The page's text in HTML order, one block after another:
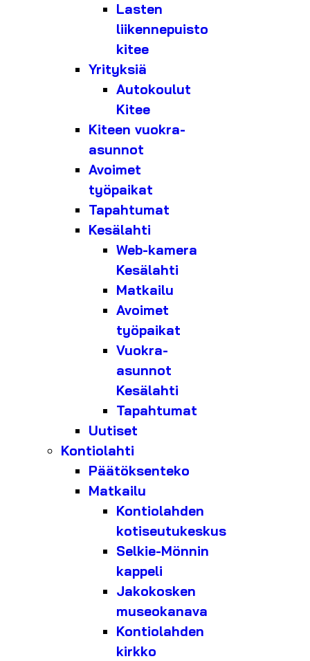
Lasten
liikennepuisto
kitee
Yrityksiä
Autokoulut
Kitee
Kiteen vuokra-
asunnot
Avoimet
työpaikat
Tapahtumat
Kesälahti
Web-kamera
Kesälahti
Matkailu
Avoimet
työpaikat
Vuokra-
asunnot
Kesälahti
Tapahtumat
Uutiset
Kontiolahti
Päätöksenteko
Matkailu
Kontiolahden
kotiseutukeskus
Selkie-Mönnin
kappeli
Jakokosken
museokanava
Kontiolahden
kirkko